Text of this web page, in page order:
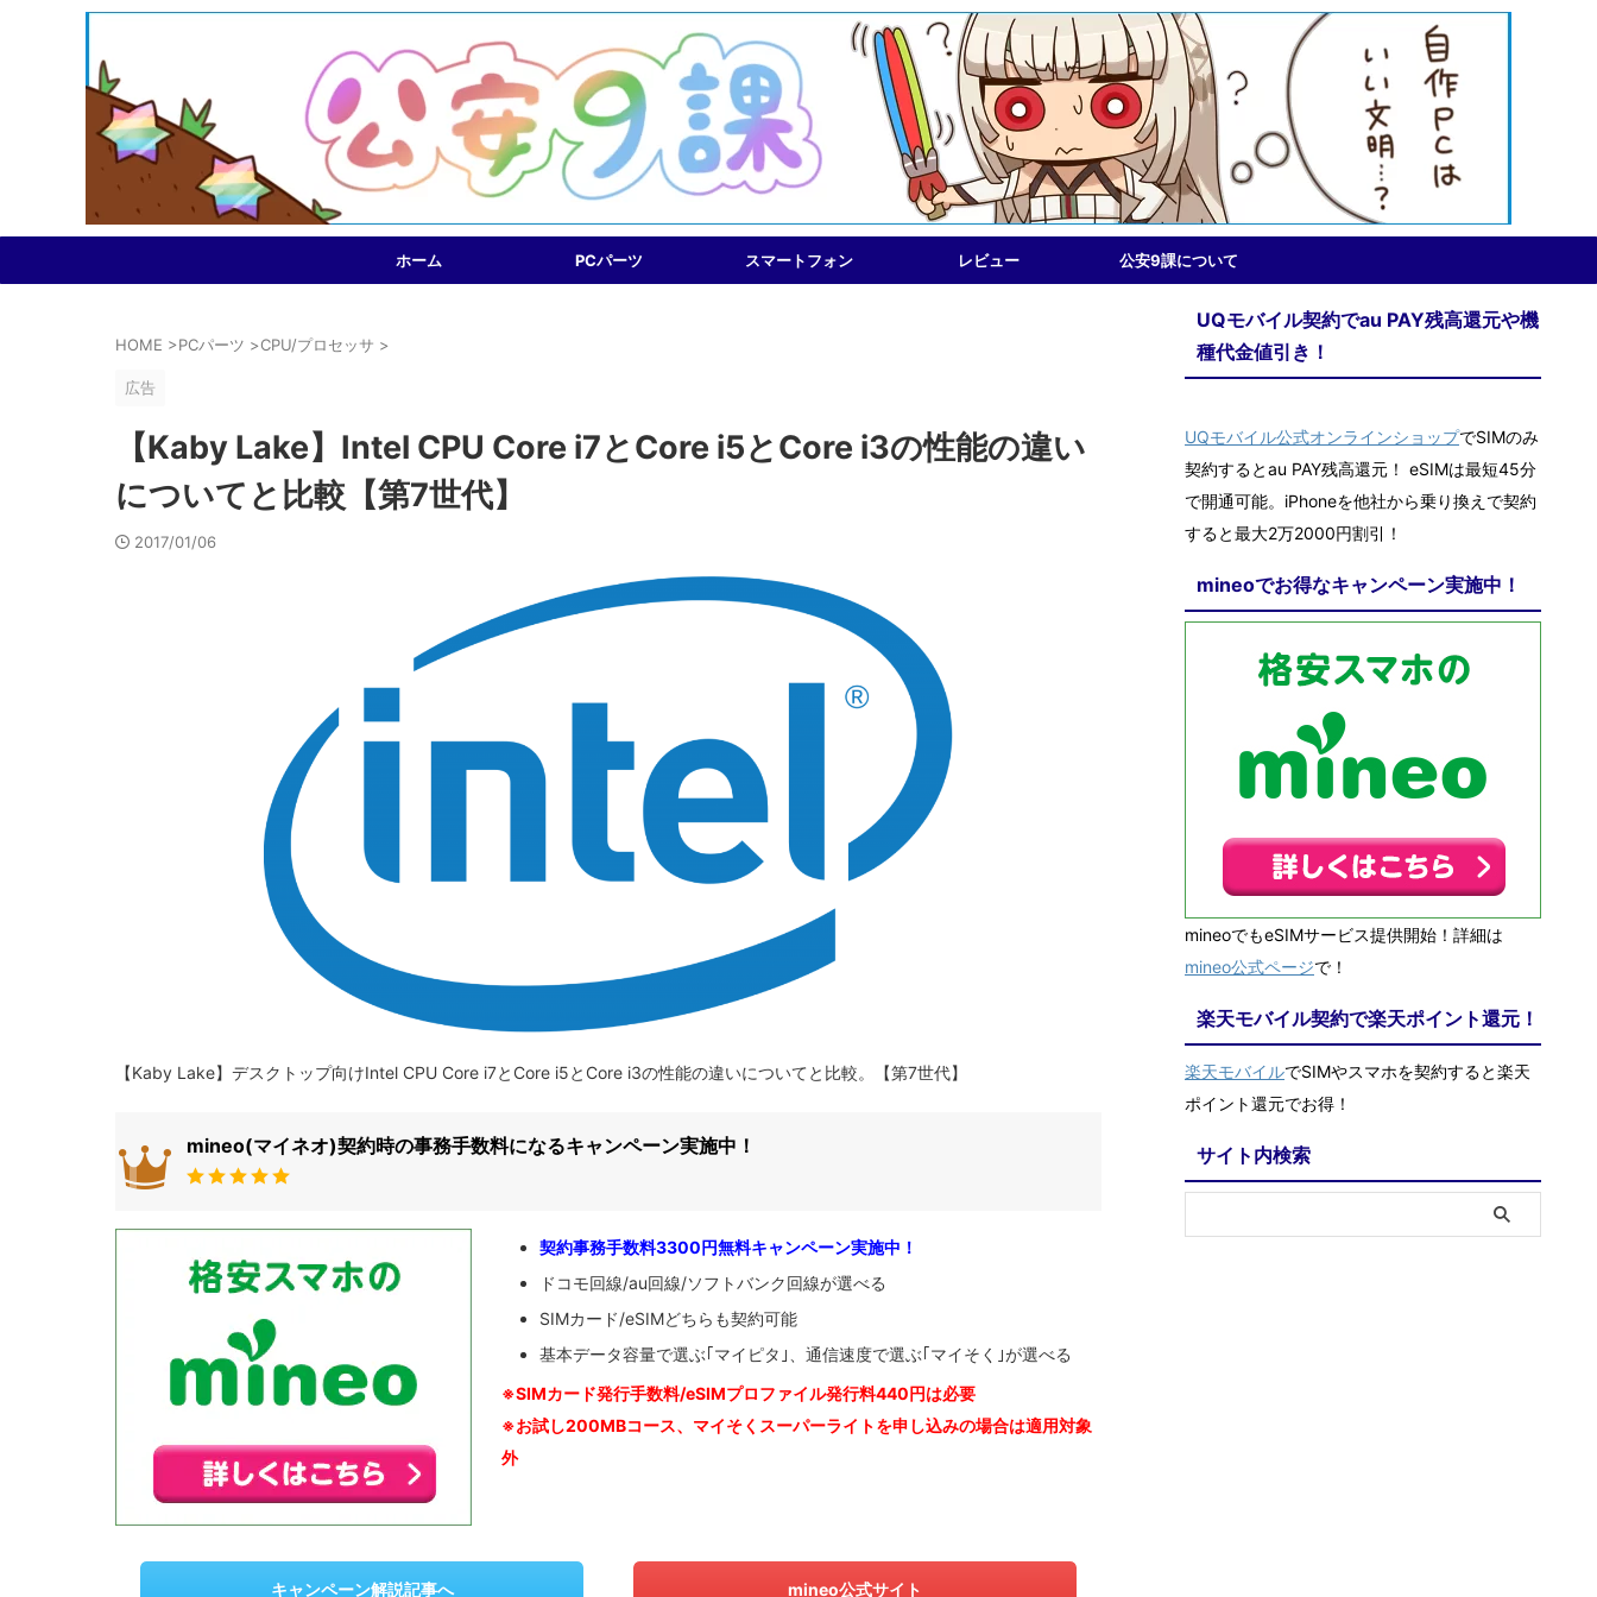
ホーム PCパーツ スマートフォン レビュー 公安9課について
HOME >PCパーツ >CPU/プロセッサ >
広告
【Kaby Lake】Intel CPU Core i7とCore i5とCore i3の性能の違い
についてと比較【第7世代】
2017/01/06
【Kaby Lake】デスクトップ向けIntel CPU Core i7とCore i5とCore i3の性能の違いについてと比較。【第7世代】
mineo(マイネオ)契約時の事務手数料になるキャンペーン実施中！
契約事務手数料3300円無料キャンペーン実施中！
ドコモ回線/au回線/ソフトバンク回線が選べる
SIMカード/eSIMどちらも契約可能
基本データ容量で選ぶ｢マイピタ｣、通信速度で選ぶ｢マイそく｣が選べる
※SIMカード発行手数料/eSIMプロファイル発行料440円は必要
※お試し200MBコース、マイそくスーパーライトを申し込みの場合は適用対象
外
キャンペーン解説記事へ mineo公式サイト
UQモバイル契約でau PAY残高還元や機
種代金値引き！
UQモバイル公式オンラインショップでSIMのみ
契約するとau PAY残高還元！ eSIMは最短45分
で開通可能。iPhoneを他社から乗り換えで契約
すると最大2万2000円割引！
mineoでお得なキャンペーン実施中！
mineoでもeSIMサービス提供開始！詳細は
mineo公式ページで！
楽天モバイル契約で楽天ポイント還元！
楽天モバイルでSIMやスマホを契約すると楽天
ポイント還元でお得！
サイト内検索